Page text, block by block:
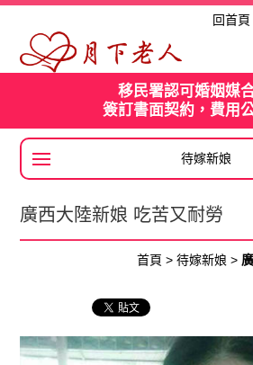
廣西大陸新娘 吃苦又耐勞
回首頁
移民署認可婚姻媒
簽訂書面契約，費用
待嫁新娘
大陸新娘
廣西大陸新娘 吃苦又耐勞
首頁 > 待嫁新娘 >